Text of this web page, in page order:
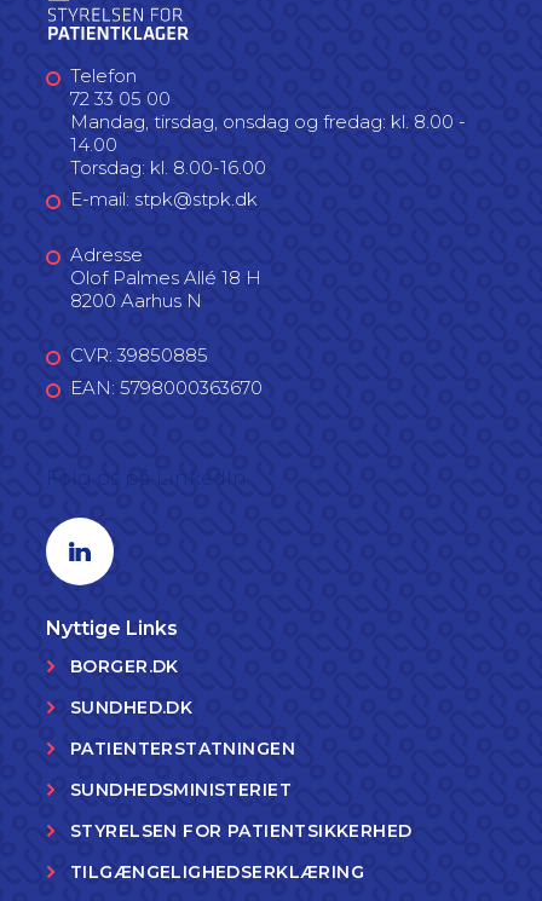
Telefon
72 33 05 00
Mandag, tirsdag, onsdag og fredag: kl. 8.00 -
14.00
Torsdag: kl. 8.00-16.00
E-mail: stpk@stpk.dk
Adresse
Olof Palmes Allé 18 H
8200 Aarhus N
CVR: 39850885
EAN: 5798000363670
Linkedin profil
Nyttige Links
BORGER.DK
SUNDHED.DK
PATIENTERSTATNINGEN
SUNDHEDSMINISTERIET
STYRELSEN FOR PATIENTSIKKERHED
TILGÆNGELIGHEDSERKLÆRING